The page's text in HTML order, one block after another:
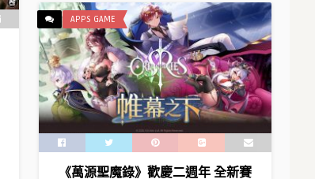
APPS GAME
《萬源聖魔錄》歡慶二週年 全新賽